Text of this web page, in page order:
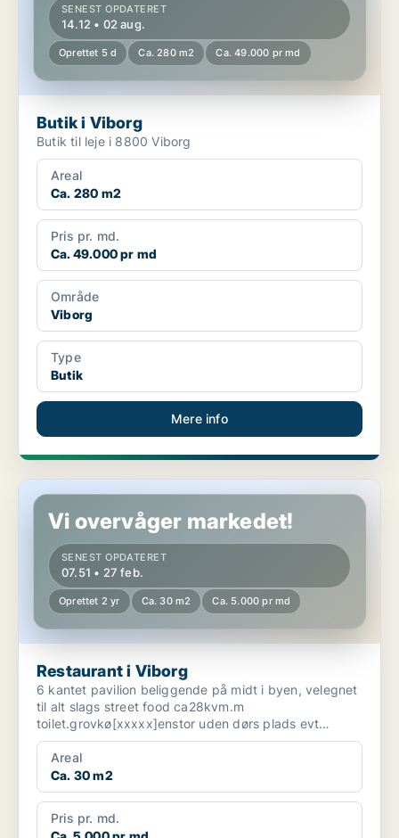
SENEST OPDATERET
14.12 • 02 aug.
Oprettet 5 d Ca. 280 m2 Ca. 49.000 pr md
Butik i Viborg
Butik til leje i 8800 Viborg
Areal
Ca. 280 m2
Pris pr. md.
Ca. 49.000 pr md
Område
Viborg
Type
Butik
Mere info
Restaurant i Viborg
Vi overvåger markedet!
SENEST OPDATERET
07.51 • 27 feb.
Oprettet 2 yr Ca. 30 m2 Ca. 5.000 pr md
Restaurant i Viborg
6 kantet pavilion beliggende på midt i byen, velegnet
til alt slags street food ca28kvm.m
toilet.grovkø[xxxxx]enstor uden dørs plads evt
pandekager, grillkyl...
Areal
Ca. 30 m2
Pris pr. md.